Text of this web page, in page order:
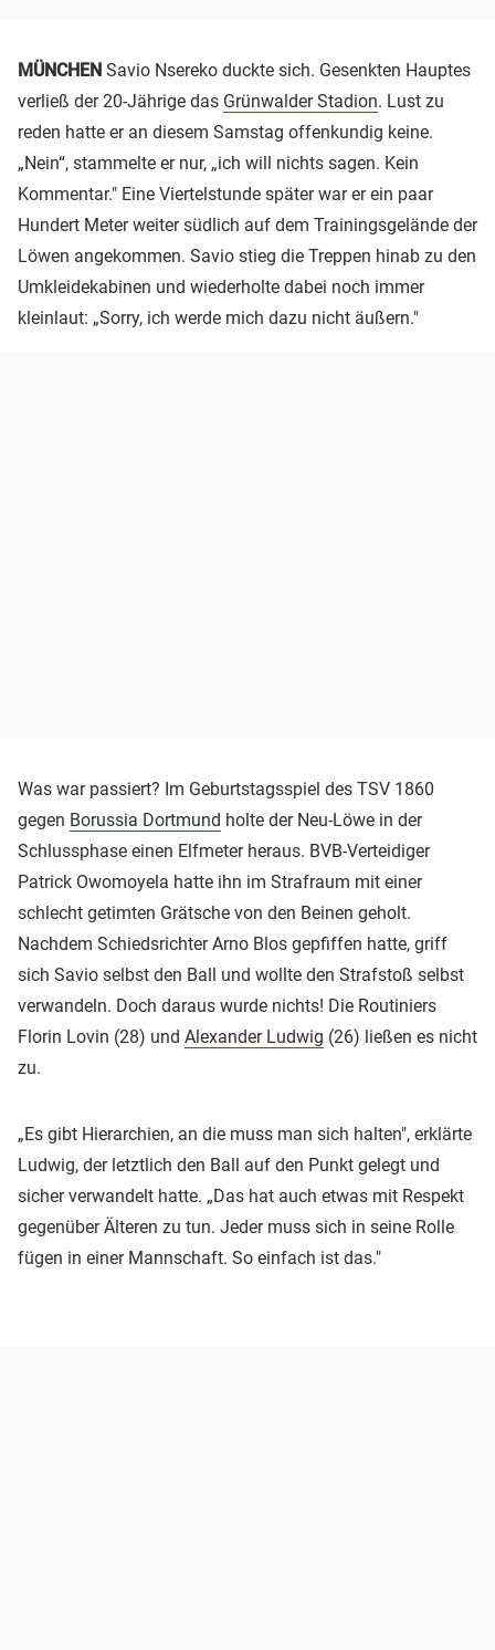
MÜNCHEN Savio Nsereko duckte sich. Gesenkten Hauptes
verließ der 20-Jährige das Grünwalder Stadion. Lust zu
reden hatte er an diesem Samstag offenkundig keine.
„Nein“, stammelte er nur, „ich will nichts sagen. Kein
Kommentar." Eine Viertelstunde später war er ein paar
Hundert Meter weiter südlich auf dem Trainingsgelände der
Löwen angekommen. Savio stieg die Treppen hinab zu den
Umkleidekabinen und wiederholte dabei noch immer
kleinlaut: „Sorry, ich werde mich dazu nicht äußern."
Was war passiert? Im Geburtstagsspiel des TSV 1860
gegen Borussia Dortmund holte der Neu-Löwe in der
Schlussphase einen Elfmeter heraus. BVB-Verteidiger
Patrick Owomoyela hatte ihn im Strafraum mit einer
schlecht getimten Grätsche von den Beinen geholt.
Nachdem Schiedsrichter Arno Blos gepfiffen hatte, griff
sich Savio selbst den Ball und wollte den Strafstoß selbst
verwandeln. Doch daraus wurde nichts! Die Routiniers
Florin Lovin (28) und Alexander Ludwig (26) ließen es nicht
zu.
„Es gibt Hierarchien, an die muss man sich halten", erklärte
Ludwig, der letztlich den Ball auf den Punkt gelegt und
sicher verwandelt hatte. „Das hat auch etwas mit Respekt
gegenüber Älteren zu tun. Jeder muss sich in seine Rolle
fügen in einer Mannschaft. So einfach ist das."